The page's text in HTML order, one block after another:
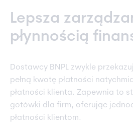
Lepsza
płynnością
Dostawcy BNPL zwykle
pełną kwotę płatności
płatności klienta. Zapewnia to
gotówki dla firm, oferując
płatności klientom.